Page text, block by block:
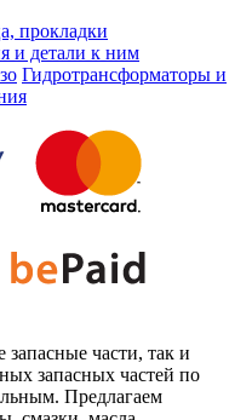
прокладки
и детали к ним
Гидротрансформаторы и
части, так и
запасных частей по
Предлагаем